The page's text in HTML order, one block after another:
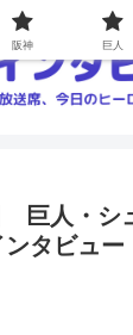
巨人・シ
タビュー
阪神 巨人